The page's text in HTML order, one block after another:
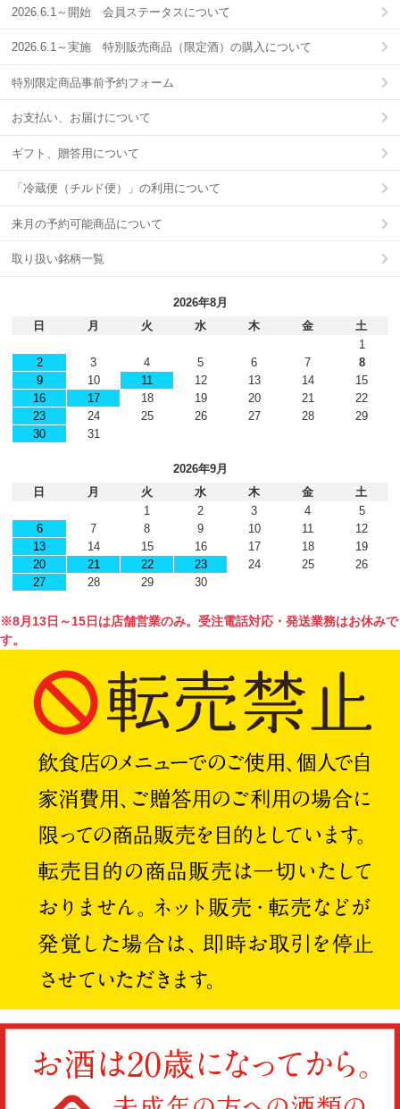
2026.6.1～開始 会員ステータスについて
2026.6.1～実施 特別販売商品（限定酒）の購入について
特別限定商品事前予約フォーム
お支払い、お届けについて
ギフト、贈答用について
「冷蔵便（チルド便）」の利用について
来月の予約可能商品について
取り扱い銘柄一覧
2026年8月
日
月 火 水 木 金
土
1
2
3 4 5 6 7
8
9
10 11 12 13 14
15
16
17 18 19 20 21
22
23
24 25 26 27 28
29
30
31
2026年9月
日
月 火 水 木 金
土
1
2 3 4
5
6
7 8 9 10 11
12
13
14 15 16 17 18
19
20
21 22 23 24 25
26
27
28 29 30
※8月13日～15日は店舗営業のみ。受注電話対応・発送業務はお休みで
す。